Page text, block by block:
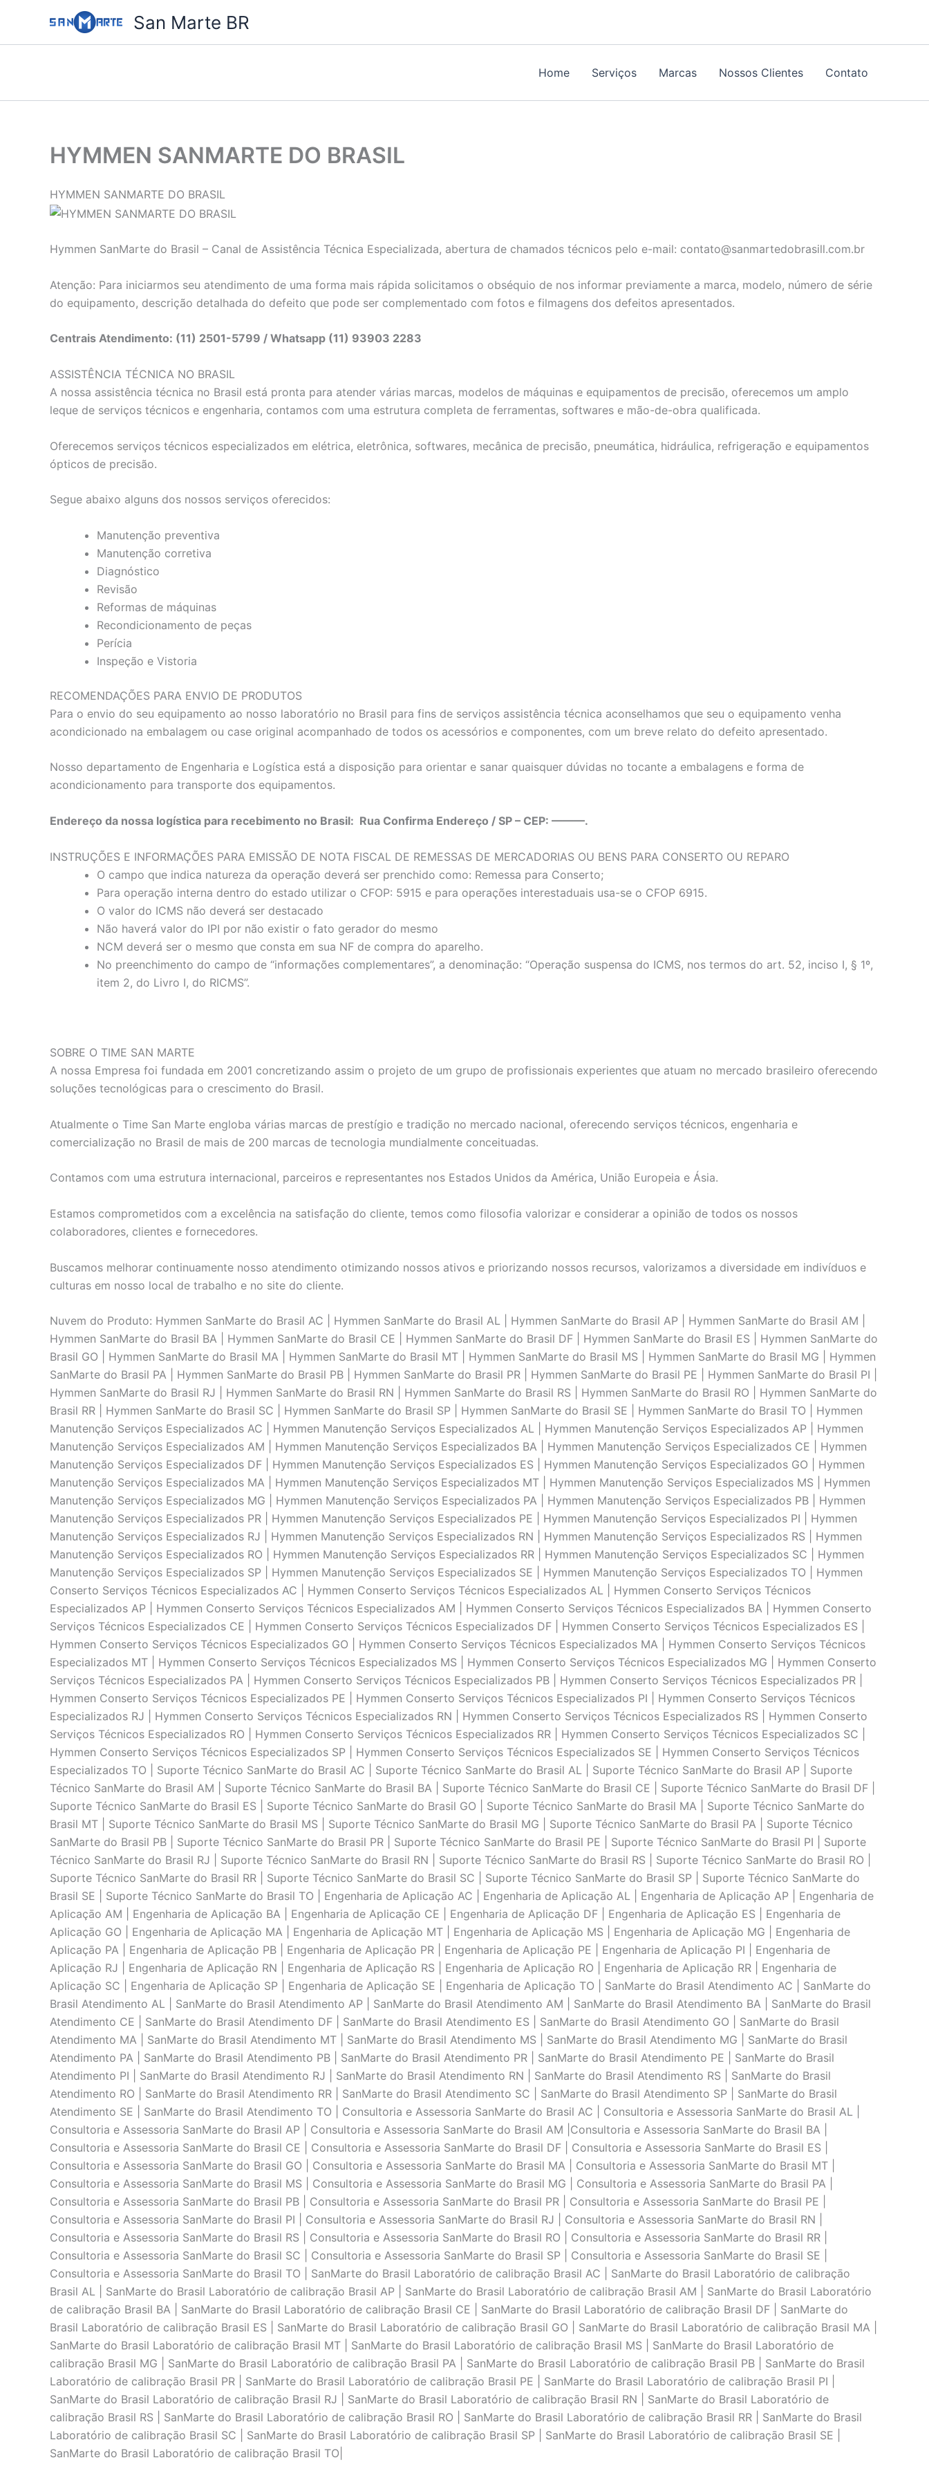
o
San Marte BR
Home Serviços Marcas Nossos Clientes Contato
HYMMEN SANMARTE DO BRASIL
HYMMEN SANMARTE DO BRASIL
Hymmen SanMarte do Brasil – Canal de Assistência Técnica Especializada, abertura de chamados técnicos pelo e-mail: contato@sanmartedobrasill.com.br
Atenção: Para iniciarmos seu atendimento de uma forma mais rápida solicitamos o obséquio de nos informar previamente a marca, modelo, número de série
do equipamento, descrição detalhada do defeito que pode ser complementado com fotos e filmagens dos defeitos apresentados.
Centrais Atendimento: (11) 2501-5799 / Whatsapp (11) 93903 2283
ASSISTÊNCIA TÉCNICA NO BRASIL
A nossa assistência técnica no Brasil está pronta para atender várias marcas, modelos de máquinas e equipamentos de precisão, oferecemos um amplo
leque de serviços técnicos e engenharia, contamos com uma estrutura completa de ferramentas, softwares e mão-de-obra qualificada.
Oferecemos serviços técnicos especializados em elétrica, eletrônica, softwares, mecânica de precisão, pneumática, hidráulica, refrigeração e equipamentos
ópticos de precisão.
Segue abaixo alguns dos nossos serviços oferecidos:
Manutenção preventiva
Manutenção corretiva
Diagnóstico
Revisão
Reformas de máquinas
Recondicionamento de peças
Perícia
Inspeção e Vistoria
RECOMENDAÇÕES PARA ENVIO DE PRODUTOS
Para o envio do seu equipamento ao nosso laboratório no Brasil para fins de serviços assistência técnica aconselhamos que seu o equipamento venha
acondicionado na embalagem ou case original acompanhado de todos os acessórios e componentes, com um breve relato do defeito apresentado.
Nosso departamento de Engenharia e Logística está a disposição para orientar e sanar quaisquer dúvidas no tocante a embalagens e forma de
acondicionamento para transporte dos equipamentos.
Endereço da nossa logística para recebimento no Brasil: Rua Confirma Endereço / SP – CEP: ———.
INSTRUÇÕES E INFORMAÇÕES PARA EMISSÃO DE NOTA FISCAL DE REMESSAS DE MERCADORIAS OU BENS PARA CONSERTO OU REPARO
O campo que indica natureza da operação deverá ser prenchido como: Remessa para Conserto;
Para operação interna dentro do estado utilizar o CFOP: 5915 e para operações interestaduais usa-se o CFOP 6915.
O valor do ICMS não deverá ser destacado
Não haverá valor do IPI por não existir o fato gerador do mesmo
NCM deverá ser o mesmo que consta em sua NF de compra do aparelho.
No preenchimento do campo de “informações complementares”, a denominação: “Operação suspensa do ICMS, nos termos do art. 52, inciso I, § 1º,
item 2, do Livro I, do RICMS”.
SOBRE O TIME SAN MARTE
A nossa Empresa foi fundada em 2001 concretizando assim o projeto de um grupo de profissionais experientes que atuam no mercado brasileiro oferecendo
soluções tecnológicas para o crescimento do Brasil.
Atualmente o Time San Marte engloba várias marcas de prestígio e tradição no mercado nacional, oferecendo serviços técnicos, engenharia e
comercialização no Brasil de mais de 200 marcas de tecnologia mundialmente conceituadas.
Contamos com uma estrutura internacional, parceiros e representantes nos Estados Unidos da América, União Europeia e Ásia.
Estamos comprometidos com a excelência na satisfação do cliente, temos como filosofia valorizar e considerar a opinião de todos os nossos
colaboradores, clientes e fornecedores.
Buscamos melhorar continuamente nosso atendimento otimizando nossos ativos e priorizando nossos recursos, valorizamos a diversidade em indivíduos e
culturas em nosso local de trabalho e no site do cliente.
Nuvem do Produto: Hymmen SanMarte do Brasil AC | Hymmen SanMarte do Brasil AL | Hymmen SanMarte do Brasil AP | Hymmen SanMarte do Brasil AM |
Hymmen SanMarte do Brasil BA | Hymmen SanMarte do Brasil CE | Hymmen SanMarte do Brasil DF | Hymmen SanMarte do Brasil ES | Hymmen SanMarte do
Brasil GO | Hymmen SanMarte do Brasil MA | Hymmen SanMarte do Brasil MT | Hymmen SanMarte do Brasil MS | Hymmen SanMarte do Brasil MG | Hymmen
SanMarte do Brasil PA | Hymmen SanMarte do Brasil PB | Hymmen SanMarte do Brasil PR | Hymmen SanMarte do Brasil PE | Hymmen SanMarte do Brasil PI |
Hymmen SanMarte do Brasil RJ | Hymmen SanMarte do Brasil RN | Hymmen SanMarte do Brasil RS | Hymmen SanMarte do Brasil RO | Hymmen SanMarte do
Brasil RR | Hymmen SanMarte do Brasil SC | Hymmen SanMarte do Brasil SP | Hymmen SanMarte do Brasil SE | Hymmen SanMarte do Brasil TO | Hymmen
Manutenção Serviços Especializados AC | Hymmen Manutenção Serviços Especializados AL | Hymmen Manutenção Serviços Especializados AP | Hymmen
Manutenção Serviços Especializados AM | Hymmen Manutenção Serviços Especializados BA | Hymmen Manutenção Serviços Especializados CE | Hymmen
Manutenção Serviços Especializados DF | Hymmen Manutenção Serviços Especializados ES | Hymmen Manutenção Serviços Especializados GO | Hymmen
Manutenção Serviços Especializados MA | Hymmen Manutenção Serviços Especializados MT | Hymmen Manutenção Serviços Especializados MS | Hymmen
Manutenção Serviços Especializados MG | Hymmen Manutenção Serviços Especializados PA | Hymmen Manutenção Serviços Especializados PB | Hymmen
Manutenção Serviços Especializados PR | Hymmen Manutenção Serviços Especializados PE | Hymmen Manutenção Serviços Especializados PI | Hymmen
Manutenção Serviços Especializados RJ | Hymmen Manutenção Serviços Especializados RN | Hymmen Manutenção Serviços Especializados RS | Hymmen
Manutenção Serviços Especializados RO | Hymmen Manutenção Serviços Especializados RR | Hymmen Manutenção Serviços Especializados SC | Hymmen
Manutenção Serviços Especializados SP | Hymmen Manutenção Serviços Especializados SE | Hymmen Manutenção Serviços Especializados TO | Hymmen
Conserto Serviços Técnicos Especializados AC | Hymmen Conserto Serviços Técnicos Especializados AL | Hymmen Conserto Serviços Técnicos
Especializados AP | Hymmen Conserto Serviços Técnicos Especializados AM | Hymmen Conserto Serviços Técnicos Especializados BA | Hymmen Conserto
Serviços Técnicos Especializados CE | Hymmen Conserto Serviços Técnicos Especializados DF | Hymmen Conserto Serviços Técnicos Especializados ES |
Hymmen Conserto Serviços Técnicos Especializados GO | Hymmen Conserto Serviços Técnicos Especializados MA | Hymmen Conserto Serviços Técnicos
Especializados MT | Hymmen Conserto Serviços Técnicos Especializados MS | Hymmen Conserto Serviços Técnicos Especializados MG | Hymmen Conserto
Serviços Técnicos Especializados PA | Hymmen Conserto Serviços Técnicos Especializados PB | Hymmen Conserto Serviços Técnicos Especializados PR |
Hymmen Conserto Serviços Técnicos Especializados PE | Hymmen Conserto Serviços Técnicos Especializados PI | Hymmen Conserto Serviços Técnicos
Especializados RJ | Hymmen Conserto Serviços Técnicos Especializados RN | Hymmen Conserto Serviços Técnicos Especializados RS | Hymmen Conserto
Serviços Técnicos Especializados RO | Hymmen Conserto Serviços Técnicos Especializados RR | Hymmen Conserto Serviços Técnicos Especializados SC |
Hymmen Conserto Serviços Técnicos Especializados SP | Hymmen Conserto Serviços Técnicos Especializados SE | Hymmen Conserto Serviços Técnicos
Especializados TO | Suporte Técnico SanMarte do Brasil AC | Suporte Técnico SanMarte do Brasil AL | Suporte Técnico SanMarte do Brasil AP | Suporte
Técnico SanMarte do Brasil AM | Suporte Técnico SanMarte do Brasil BA | Suporte Técnico SanMarte do Brasil CE | Suporte Técnico SanMarte do Brasil DF |
Suporte Técnico SanMarte do Brasil ES | Suporte Técnico SanMarte do Brasil GO | Suporte Técnico SanMarte do Brasil MA | Suporte Técnico SanMarte do
Brasil MT | Suporte Técnico SanMarte do Brasil MS | Suporte Técnico SanMarte do Brasil MG | Suporte Técnico SanMarte do Brasil PA | Suporte Técnico
SanMarte do Brasil PB | Suporte Técnico SanMarte do Brasil PR | Suporte Técnico SanMarte do Brasil PE | Suporte Técnico SanMarte do Brasil PI | Suporte
Técnico SanMarte do Brasil RJ | Suporte Técnico SanMarte do Brasil RN | Suporte Técnico SanMarte do Brasil RS | Suporte Técnico SanMarte do Brasil RO |
Suporte Técnico SanMarte do Brasil RR | Suporte Técnico SanMarte do Brasil SC | Suporte Técnico SanMarte do Brasil SP | Suporte Técnico SanMarte do
Brasil SE | Suporte Técnico SanMarte do Brasil TO | Engenharia de Aplicaçāo AC | Engenharia de Aplicaçāo AL | Engenharia de Aplicaçāo AP | Engenharia de
Aplicaçāo AM | Engenharia de Aplicaçāo BA | Engenharia de Aplicaçāo CE | Engenharia de Aplicaçāo DF | Engenharia de Aplicaçāo ES | Engenharia de
Aplicaçāo GO | Engenharia de Aplicaçāo MA | Engenharia de Aplicaçāo MT | Engenharia de Aplicaçāo MS | Engenharia de Aplicaçāo MG | Engenharia de
Aplicaçāo PA | Engenharia de Aplicaçāo PB | Engenharia de Aplicaçāo PR | Engenharia de Aplicaçāo PE | Engenharia de Aplicaçāo PI | Engenharia de
Aplicaçāo RJ | Engenharia de Aplicaçāo RN | Engenharia de Aplicaçāo RS | Engenharia de Aplicaçāo RO | Engenharia de Aplicaçāo RR | Engenharia de
Aplicaçāo SC | Engenharia de Aplicaçāo SP | Engenharia de Aplicaçāo SE | Engenharia de Aplicaçāo TO | SanMarte do Brasil Atendimento AC | SanMarte do
Brasil Atendimento AL | SanMarte do Brasil Atendimento AP | SanMarte do Brasil Atendimento AM | SanMarte do Brasil Atendimento BA | SanMarte do Brasil
Atendimento CE | SanMarte do Brasil Atendimento DF | SanMarte do Brasil Atendimento ES | SanMarte do Brasil Atendimento GO | SanMarte do Brasil
Atendimento MA | SanMarte do Brasil Atendimento MT | SanMarte do Brasil Atendimento MS | SanMarte do Brasil Atendimento MG | SanMarte do Brasil
Atendimento PA | SanMarte do Brasil Atendimento PB | SanMarte do Brasil Atendimento PR | SanMarte do Brasil Atendimento PE | SanMarte do Brasil
Atendimento PI | SanMarte do Brasil Atendimento RJ | SanMarte do Brasil Atendimento RN | SanMarte do Brasil Atendimento RS | SanMarte do Brasil
Atendimento RO | SanMarte do Brasil Atendimento RR | SanMarte do Brasil Atendimento SC | SanMarte do Brasil Atendimento SP | SanMarte do Brasil
Atendimento SE | SanMarte do Brasil Atendimento TO | Consultoria e Assessoria SanMarte do Brasil AC | Consultoria e Assessoria SanMarte do Brasil AL |
Consultoria e Assessoria SanMarte do Brasil AP | Consultoria e Assessoria SanMarte do Brasil AM |Consultoria e Assessoria SanMarte do Brasil BA |
Consultoria e Assessoria SanMarte do Brasil CE | Consultoria e Assessoria SanMarte do Brasil DF | Consultoria e Assessoria SanMarte do Brasil ES |
Consultoria e Assessoria SanMarte do Brasil GO | Consultoria e Assessoria SanMarte do Brasil MA | Consultoria e Assessoria SanMarte do Brasil MT |
Consultoria e Assessoria SanMarte do Brasil MS | Consultoria e Assessoria SanMarte do Brasil MG | Consultoria e Assessoria SanMarte do Brasil PA |
Consultoria e Assessoria SanMarte do Brasil PB | Consultoria e Assessoria SanMarte do Brasil PR | Consultoria e Assessoria SanMarte do Brasil PE |
Consultoria e Assessoria SanMarte do Brasil PI | Consultoria e Assessoria SanMarte do Brasil RJ | Consultoria e Assessoria SanMarte do Brasil RN |
Consultoria e Assessoria SanMarte do Brasil RS | Consultoria e Assessoria SanMarte do Brasil RO | Consultoria e Assessoria SanMarte do Brasil RR |
Consultoria e Assessoria SanMarte do Brasil SC | Consultoria e Assessoria SanMarte do Brasil SP | Consultoria e Assessoria SanMarte do Brasil SE |
Consultoria e Assessoria SanMarte do Brasil TO | SanMarte do Brasil Laboratório de calibraçāo Brasil AC | SanMarte do Brasil Laboratório de calibraçāo
Brasil AL | SanMarte do Brasil Laboratório de calibraçāo Brasil AP | SanMarte do Brasil Laboratório de calibraçāo Brasil AM | SanMarte do Brasil Laboratório
de calibraçāo Brasil BA | SanMarte do Brasil Laboratório de calibraçāo Brasil CE | SanMarte do Brasil Laboratório de calibraçāo Brasil DF | SanMarte do
Brasil Laboratório de calibraçāo Brasil ES | SanMarte do Brasil Laboratório de calibraçāo Brasil GO | SanMarte do Brasil Laboratório de calibraçāo Brasil MA |
SanMarte do Brasil Laboratório de calibraçāo Brasil MT | SanMarte do Brasil Laboratório de calibraçāo Brasil MS | SanMarte do Brasil Laboratório de
calibraçāo Brasil MG | SanMarte do Brasil Laboratório de calibraçāo Brasil PA | SanMarte do Brasil Laboratório de calibraçāo Brasil PB | SanMarte do Brasil
Laboratório de calibraçāo Brasil PR | SanMarte do Brasil Laboratório de calibraçāo Brasil PE | SanMarte do Brasil Laboratório de calibraçāo Brasil PI |
SanMarte do Brasil Laboratório de calibraçāo Brasil RJ | SanMarte do Brasil Laboratório de calibraçāo Brasil RN | SanMarte do Brasil Laboratório de
calibraçāo Brasil RS | SanMarte do Brasil Laboratório de calibraçāo Brasil RO | SanMarte do Brasil Laboratório de calibraçāo Brasil RR | SanMarte do Brasil
Laboratório de calibraçāo Brasil SC | SanMarte do Brasil Laboratório de calibraçāo Brasil SP | SanMarte do Brasil Laboratório de calibraçāo Brasil SE |
SanMarte do Brasil Laboratório de calibraçāo Brasil TO|